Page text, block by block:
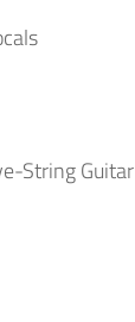
String Guitar